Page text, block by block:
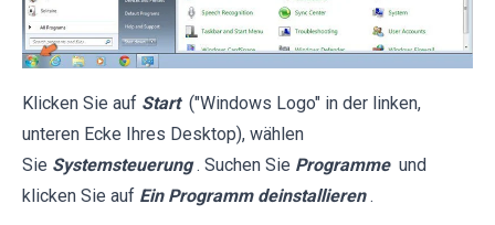
Klicken Sie auf Start ("Windows Logo" in der linken,
unteren Ecke Ihres Desktop), wählen
Sie Systemsteuerung . Suchen Sie Programme und
klicken Sie auf Ein Programm deinstallieren .